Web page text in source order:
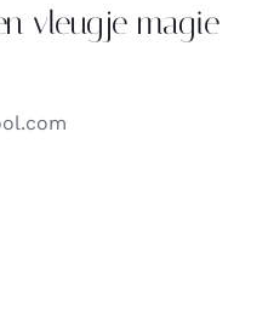
vleugje magie